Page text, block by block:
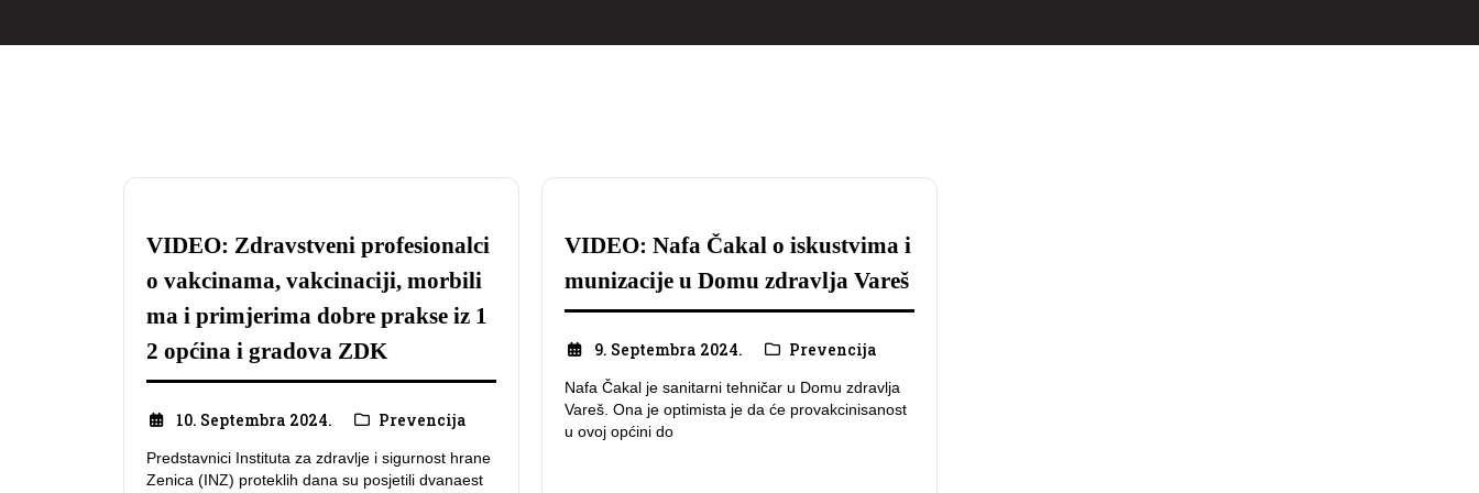
VIDEO: Zdravstveni profesionalci
o vakcinama, vakcinaciji, morbili
ma i primjerima dobre prakse iz 1
2 općina i gradova ZDK
10. Septembra 2024. Prevencija
Predstavnici Instituta za zdravlje i sigurnost hrane
Zenica (INZ) proteklih dana su posjetili dvanaest
VIDEO: Nafa Čakal o iskustvima i
munizacije u Domu zdravlja Vareš
9. Septembra 2024. Prevencija
Nafa Čakal je sanitarni tehničar u Domu zdravlja
Vareš. Ona je optimista je da će provakcinisanost
u ovoj općini do